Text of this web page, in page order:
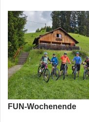
FUN-Wochenende